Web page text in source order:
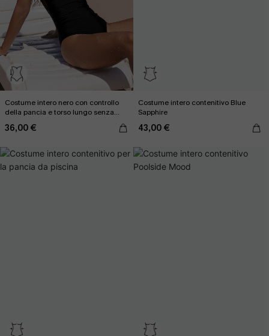
Costume intero nero con controllo
della pancia e torso lungo senza
36,00 €
Costume intero contenitivo Blue
Sapphire
43,00 €